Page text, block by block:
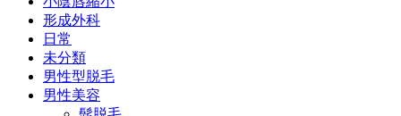
形成外科
日常
未分類
男性型脱毛
男性美容